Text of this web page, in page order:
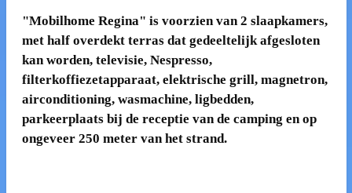
"Mobilhome Regina" is voorzien van 2 slaapkamers,
met half overdekt terras dat gedeeltelijk afgesloten
kan worden, televisie, Nespresso,
filterkoffiezetapparaat, elektrische grill, magnetron,
airconditioning, wasmachine, ligbedden,
parkeerplaats bij de receptie van de camping en op
ongeveer 250 meter van het strand.